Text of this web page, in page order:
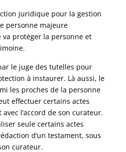
juridique pour la gestion
personne majeure
protéger la personne et
le juge des tutelles pour
à instaurer. Là aussi, le
les proches de la personne
effectuer certains actes
l’accord de son curateur.
seule certains actes
d’un testament, sous
curateur.